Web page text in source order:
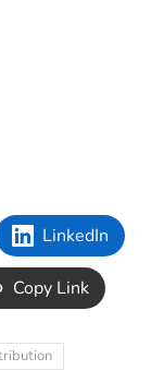
LinkedIn
Copy Link